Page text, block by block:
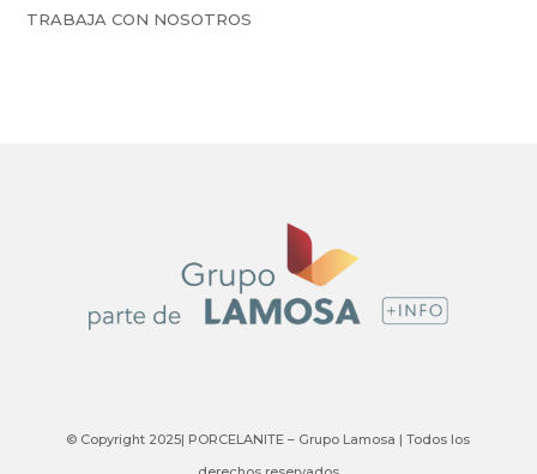
TRABAJA CON NOSOTROS
© Copyright 2025| PORCELANITE – Grupo Lamosa | Todos los